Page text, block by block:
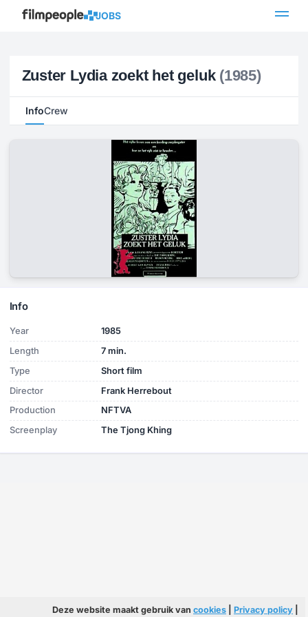
JOBS
Zuster Lydia zoekt het geluk (1985)
InfoCrew
Info
Year
1985
Length
7 min.
Type
Short film
Director
Frank Herrebout
Production
NFTVA
Screenplay
The Tjong Khing
Deze website maakt gebruik van cookies Privacy policy